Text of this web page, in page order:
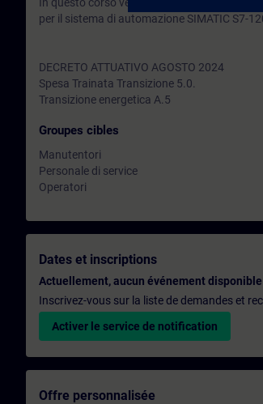
per il sistema di automazione SIMATIC S7-
DECRETO ATTUATIVO AGOSTO 2024
Spesa Trainata Transizione 5.0.
Transizione energetica A.5
Groupes cibles
Manutentori
Personale di service
Operatori
Dates et inscriptions
Actuellement, aucun événement disponible
Inscrivez-vous sur la liste de demandes et
Activer le service de notification
Offre personnalisée